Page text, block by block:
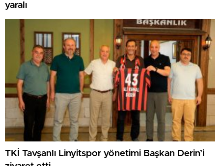
yaralı
TKİ Tavşanlı Linyitspor yönetimi Başkan Derin’i